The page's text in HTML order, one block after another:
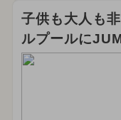
子供も大人も
ルプールに